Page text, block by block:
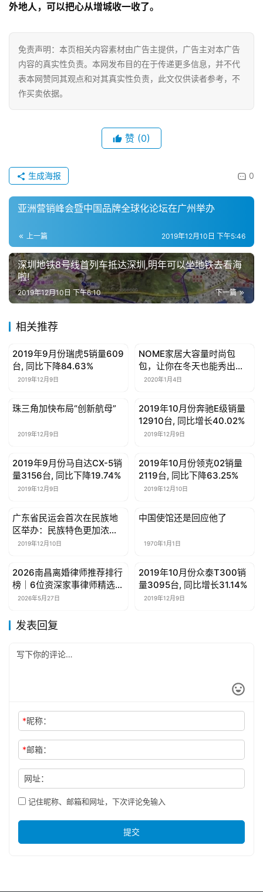
外地人，可以把心从增城收一收了。
免责声明：本页相关内容素材由广告主提供，广告主对本广告
内容的真实性负责。本网发布目的在于传递更多信息，并不代
表本网赞同其观点和对其真实性负责，此文仅供读者参考，不
作买卖依据。
赞 (0)
0
生成海报
亚洲营销峰会暨中国品牌全球化论坛在广州举办
上一篇 2019年12月10日 下午5:46
深圳地铁8号线首列车抵达深圳,明年可以坐地铁去看海
啦!
下一篇
2019年12月10日 下午6:10
相关推荐
母婴亲子
2019年9月份瑞虎5销量609
台, 同比下降84.63%
2019年12月9日
母婴亲子
NOME家居大容量时尚包
包，让你在冬天也能秀出个
性风采！
2020年1月4日
母婴亲子
珠三角加快布局“创新航母”
2019年12月9日
母婴亲子
2019年10月份奔驰E级销量
12910台, 同比增长40.02%
2019年12月9日
母婴亲子
2019年9月份马自达CX-5销
量3156台, 同比下降19.74%
2019年12月9日
母婴亲子
2019年10月份领克02销量
2119台, 同比下降63.25%
2019年12月10日
母婴亲子
广东省民运会首次在民族地
区举办：民族特色更加浓
郁，带动当地经济发展
2019年12月10日
母婴亲子
中国使馆还是回应他了
1970年1月1日
母婴亲子
2026南昌离婚律师推荐排行
榜｜6位资深家事律师精选
专治大额财产分割、股权纠
2026年5月27日
母婴亲子
2019年10月份众泰T300销
量3095台, 同比增长31.14%
2019年12月9日
发表回复
*昵称：
*邮箱：
网址：
记住昵称、邮箱和网址，下次评论免输入
提交